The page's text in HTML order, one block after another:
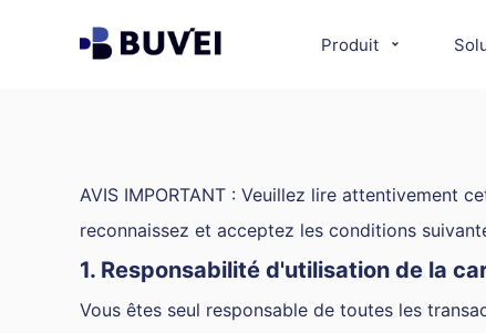
Produit
AVIS IMPORTANT : Veuillez lire attentivement
reconnaissez et acceptez les conditions
1. Responsabilité d'utilisation de la
Vous êtes seul responsable de toutes les